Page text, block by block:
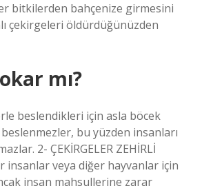
bitkilerden bahçenize girmesini
çekirgeleri öldürdüğünüzden
mı?
beslendikleri için asla böcek
bu yüzden insanları
2- ÇEKİRGELER ZEHİRLİ
insanlar veya diğer hayvanlar için
insan mahsullerine zarar